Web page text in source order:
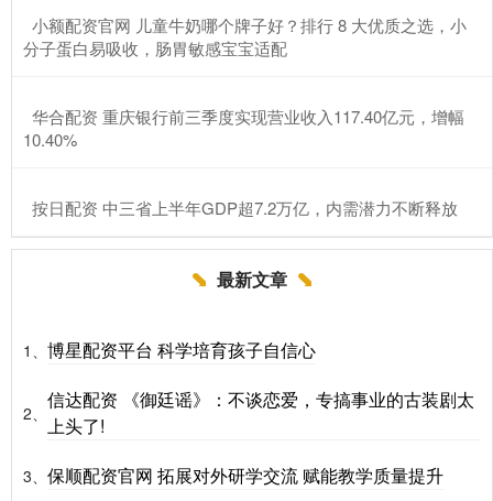
​小额配资官网 儿童牛奶哪个牌子好？排行 8 大优质之选，小
分子蛋白易吸收，肠胃敏感宝宝适配
​华合配资 重庆银行前三季度实现营业收入117.40亿元，增幅
10.40%
​按日配资 中三省上半年GDP超7.2万亿，内需潜力不断释放
最新文章
1、 博星配资平台 科学培育孩子自信心
2、
信达配资 《御廷谣》：不谈恋爱，专搞事业的古装剧太
上头了!
3、 保顺配资官网 拓展对外研学交流 赋能教学质量提升